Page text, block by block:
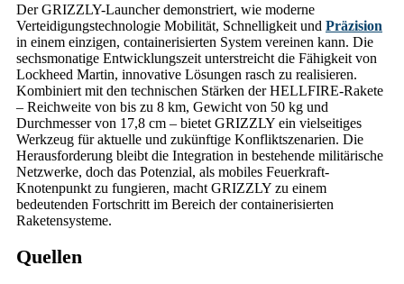
Der GRIZZLY-Launcher demonstriert, wie moderne
Verteidigungstechnologie Mobilität, Schnelligkeit und Präzision
in einem einzigen, containerisierten System vereinen kann. Die
sechsmonatige Entwicklungszeit unterstreicht die Fähigkeit von
Lockheed Martin, innovative Lösungen rasch zu realisieren.
Kombiniert mit den technischen Stärken der HELLFIRE-Rakete
– Reichweite von bis zu 8 km, Gewicht von 50 kg und
Durchmesser von 17,8 cm – bietet GRIZZLY ein vielseitiges
Werkzeug für aktuelle und zukünftige Konfliktszenarien. Die
Herausforderung bleibt die Integration in bestehende militärische
Netzwerke, doch das Potenzial, als mobiles Feuerkraft-
Knotenpunkt zu fungieren, macht GRIZZLY zu einem
bedeutenden Fortschritt im Bereich der containerisierten
Raketensysteme.
Quellen